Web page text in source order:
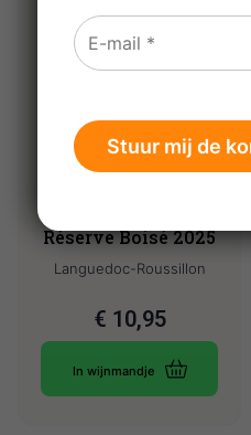
Réserve Boisé 2025
Languedoc-Roussillon
€ 10,95
In wijnmandje